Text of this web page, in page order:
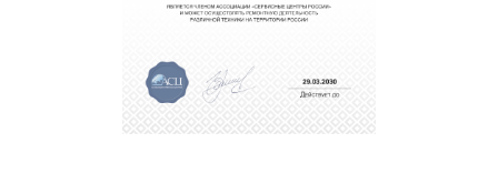
За годы своей деятельности мы получали только
репутацию. Мы постоянно совершенствуемся и
стараемся каждый день делать наш сервис еще